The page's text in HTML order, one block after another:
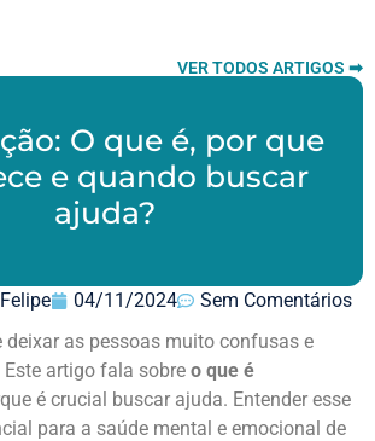
VER TODOS ARTIGOS ➡
O que é, por que
e quando buscar
ajuda?
04/11/2024
Sem Comentários
deixar as pessoas muito confusas e
artigo fala sobre o que é
é crucial buscar ajuda. Entender esse
para a saúde mental e emocional de